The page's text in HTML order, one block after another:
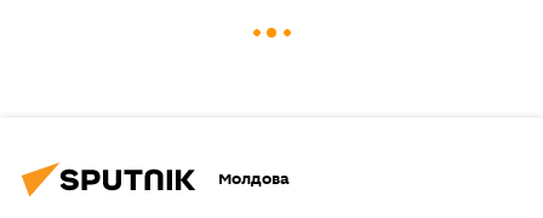
Молдова